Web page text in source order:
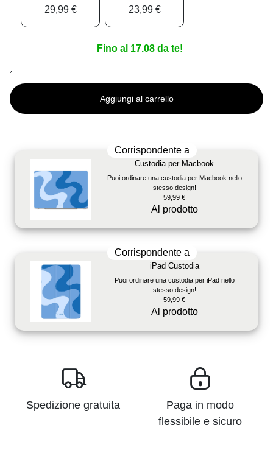
29,99 €
23,99 €
Fino al 17.08 da te!
´
Aggiungi al carrello
Corrispondente a
Custodia per Macbook
Puoi ordinare una custodia per Macbook nello
stesso design!
59,99 €
Al prodotto
Corrispondente a
iPad Custodia
Puoi ordinare una custodia per iPad nello
stesso design!
59,99 €
Al prodotto
Spedizione gratuita
Paga in modo
flessibile e sicuro